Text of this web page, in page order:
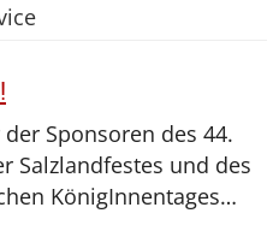
Sponsoren des 44.
Salzlandfestes und des
KönigInnentages…